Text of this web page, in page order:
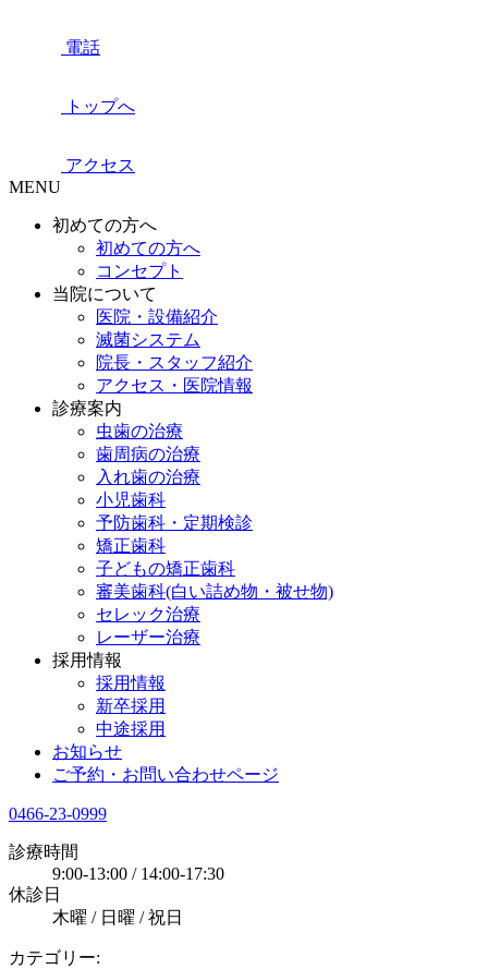
電話
トップへ
アクセス
MENU
初めての方へ
初めての方へ
コンセプト
当院について
医院・設備紹介
滅菌システム
院長・スタッフ紹介
アクセス・医院情報
診療案内
虫歯の治療
歯周病の治療
入れ歯の治療
小児歯科
予防歯科・定期検診
矯正歯科
子どもの矯正歯科
審美歯科(白い詰め物・被せ物)
セレック治療
レーザー治療
採用情報
採用情報
新卒採用
中途採用
お知らせ
ご予約・お問い合わせページ
0466-23-0999
診療時間
9:00-13:00 / 14:00-17:30
休診日
木曜 / 日曜 / 祝日
カテゴリー: